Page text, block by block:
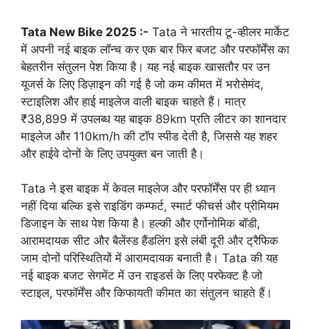
Tata New Bike 2025 :- Tata ने भारतीय टू-व्हीलर मार्केट
में अपनी नई बाइक लॉन्च कर एक बार फिर बजट और परफॉर्मेंस का
बेहतरीन संतुलन पेश किया है। यह नई बाइक खासतौर पर उन
यूजर्स के लिए डिज़ाइन की गई है जो कम कीमत में भरोसेमंद,
स्टाइलिश और हाई माइलेज वाली बाइक चाहते हैं। मात्र
₹38,899 में उपलब्ध यह बाइक 89km प्रति लीटर का शानदार
माइलेज और 110km/h की टॉप स्पीड देती है, जिससे यह शहर
और हाईवे दोनों के लिए उपयुक्त बन जाती है।
Tata ने इस बाइक में केवल माइलेज और परफॉर्मेंस पर ही ध्यान
नहीं दिया बल्कि इसे राइडिंग कम्फर्ट, स्मार्ट फीचर्स और प्रीमियम
डिजाइन के साथ पेश किया है। हल्की और एर्गोनोमिक बॉडी,
आरामदायक सीट और बैलेंस्ड हैंडलिंग इसे लंबी दूरी और ट्रैफिक
जाम दोनों परिस्थितियों में आरामदायक बनाती है। Tata की यह
नई बाइक बजट सेगमेंट में उन राइडर्स के लिए परफेक्ट है जो
स्टाइल, परफॉर्मेंस और किफायती कीमत का संतुलन चाहते हैं।